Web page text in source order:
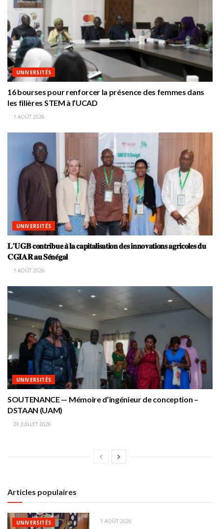
UNIVERSITÉS
16 bourses pour renforcer la présence des femmes dans
les filières STEM à l’UCAD
1 AOÛT 2026
UNIVERSITÉS
𝐋’𝐔𝐆𝐁 𝐜𝐨𝐧𝐭𝐫𝐢𝐛𝐮𝐞 𝐚̀ 𝐥𝐚 𝐜𝐚𝐩𝐢𝐭𝐚𝐥𝐢𝐬𝐚𝐭𝐢𝐨𝐧 𝐝𝐞𝐬 𝐢𝐧𝐧𝐨𝐯𝐚𝐭𝐢𝐨𝐧𝐬 𝐚𝐠𝐫𝐢𝐜𝐨𝐥𝐞𝐬 𝐝𝐮
𝐂𝐆𝐈𝐀𝐑 𝐚𝐮 𝐒𝐞́𝐧𝐞́𝐠𝐚𝐥
1 AOÛT 2026
UNIVERSITÉS
SOUTENANCE — Mémoire d’ingénieur de conception –
DSTAAN (UAM)
29 JUILLET 2026
Articles populaires
UNIVERSITÉS 1 AOÛT 2026